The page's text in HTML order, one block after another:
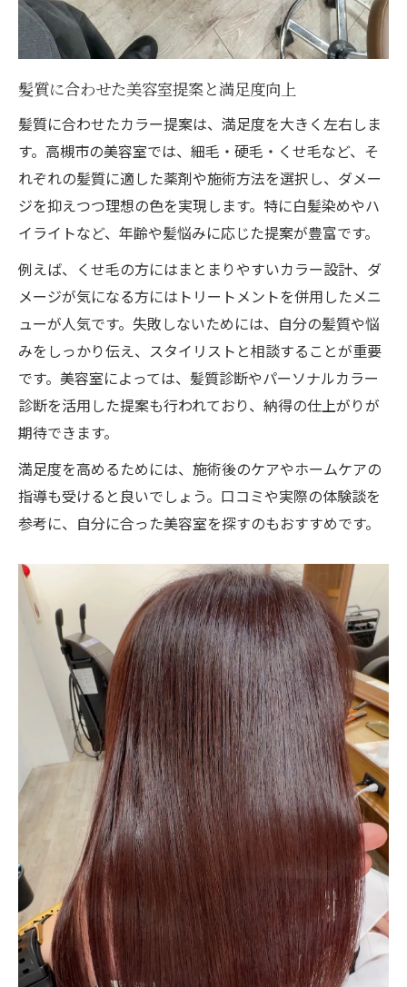
髪質に合わせた美容室提案と満足度向上
髪質に合わせたカラー提案は、満足度を大きく左右しま
す。高槻市の美容室では、細毛・硬毛・くせ毛など、そ
れぞれの髪質に適した薬剤や施術方法を選択し、ダメー
ジを抑えつつ理想の色を実現します。特に白髪染めやハ
イライトなど、年齢や髪悩みに応じた提案が豊富です。
例えば、くせ毛の方にはまとまりやすいカラー設計、ダ
メージが気になる方にはトリートメントを併用したメニ
ューが人気です。失敗しないためには、自分の髪質や悩
みをしっかり伝え、スタイリストと相談することが重要
です。美容室によっては、髪質診断やパーソナルカラー
診断を活用した提案も行われており、納得の仕上がりが
期待できます。
満足度を高めるためには、施術後のケアやホームケアの
指導も受けると良いでしょう。口コミや実際の体験談を
参考に、自分に合った美容室を探すのもおすすめです。